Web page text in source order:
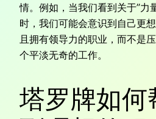
情。例如，当我们看到关于”力
时，我们可能会意识到自己更
且拥有领导力的职业，而不是
个平淡无奇的工作。
塔罗牌如何